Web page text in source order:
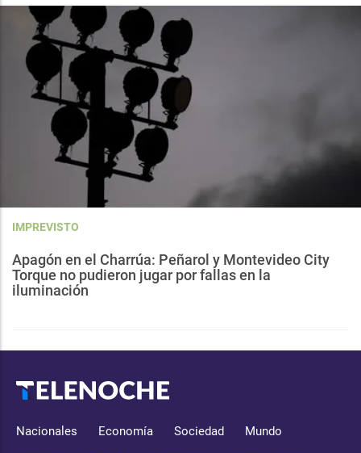
IMPREVISTO
Apagón en el Charrúa: Peñarol y Montevideo City
Torque no pudieron jugar por fallas en la
iluminación
Nacionales Economía Sociedad Mundo